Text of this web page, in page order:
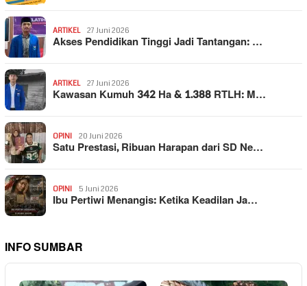
ARTIKEL 27 Juni 2026
Akses Pendidikan Tinggi Jadi Tantangan: …
ARTIKEL 27 Juni 2026
Kawasan Kumuh 342 Ha & 1.388 RTLH: M…
OPINI 20 Juni 2026
Satu Prestasi, Ribuan Harapan dari SD Ne…
OPINI 5 Juni 2026
Ibu Pertiwi Menangis: Ketika Keadilan Ja…
INFO SUMBAR